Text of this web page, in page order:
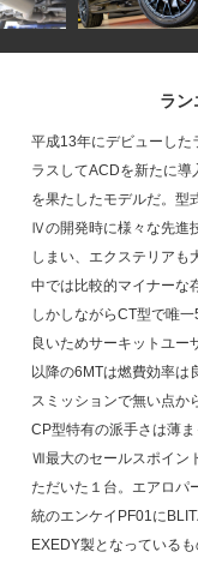
ラ
平成13年にデビューし
ラスしてACDを新たに
を果たしたモデルだ。型
Ⅳの開発時に様々な先進
しまい、エクステリアも
中では比較的マイナーな
しかしながらCT型で唯
良いためサーキットユ
以降の6MTは燃費効率は
スミッションで無い点か
CP型特有の派手さは薄
Ⅶ最大のセールスポイン
ただいた１台。エアロパ
統のエンケイPF01に
EXEDY製となっている